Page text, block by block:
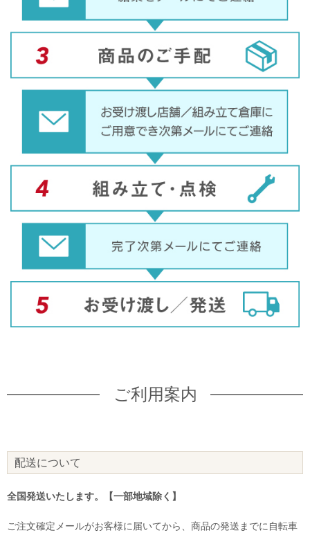
ご利用案内
配送について
全国発送いたします。【一部地域除く】
ご注文確定メールがお客様に届いてから、商品の発送までに自転車